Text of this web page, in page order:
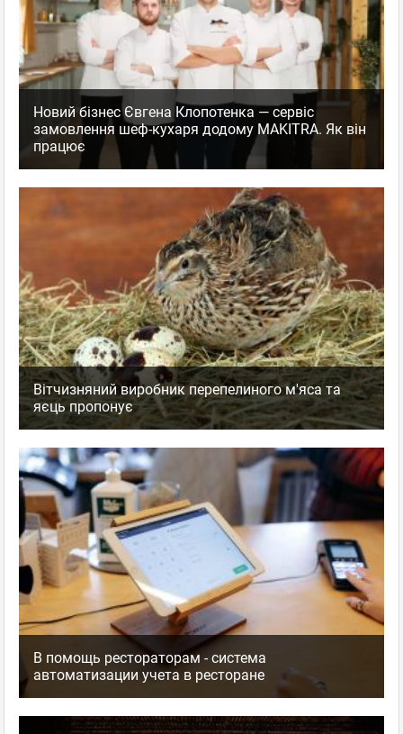
Новий бізнес Євгена Клопотенка — сервіс
замовлення шеф-кухаря додому MAKITRA. Як він
працює
Вітчизняний виробник перепелиного м'яса та
яєць пропонує
В помощь рестораторам - система
автоматизации учета в ресторане